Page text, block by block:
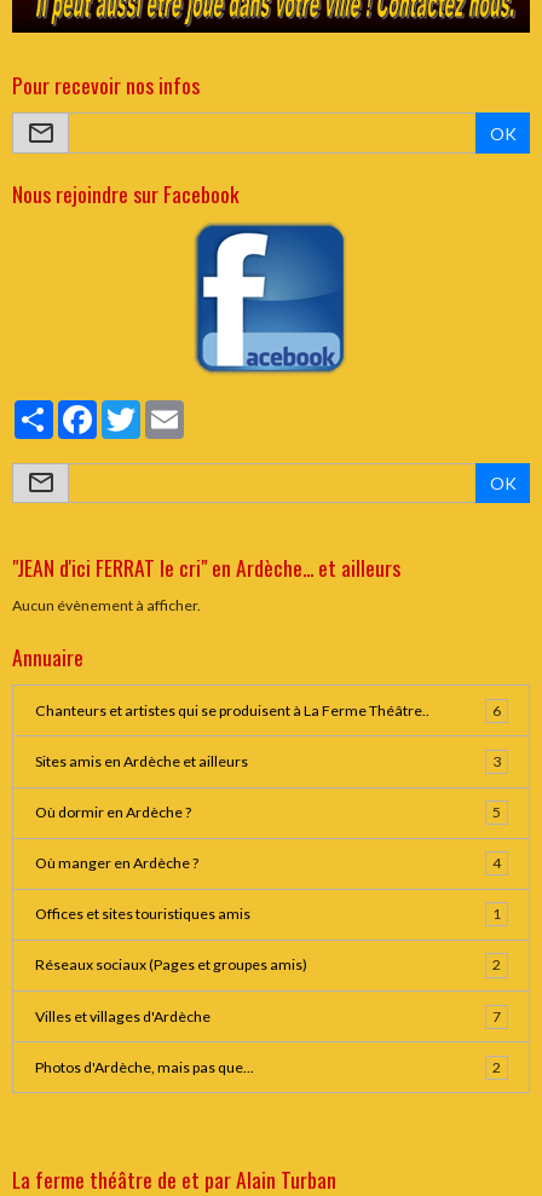
Pour recevoir nos infos
OK
Nous rejoindre sur Facebook
PartagerFacebookTwitter
OK
"JEAN d'ici FERRAT le cri" en Ardèche... et ailleurs
Aucun évènement à afficher.
Annuaire
Chanteurs et artistes qui se produisent à La Ferme Théâtre.. 6
Sites amis en Ardèche et ailleurs 3
Où dormir en Ardèche ? 5
Où manger en Ardèche ? 4
Offices et sites touristiques amis 1
Réseaux sociaux (Pages et groupes amis) 2
Villes et villages d'Ardèche 7
Photos d'Ardèche, mais pas que... 2
La ferme théâtre de et par Alain Turban